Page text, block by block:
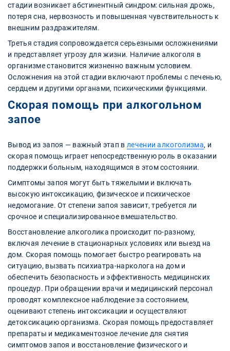
стадии возникает абстинентный синдром: сильная дрожь,
потеря сна, нервозность и повышенная чувствительность к
внешним раздражителям.
Третья стадия сопровождается серьезными осложнениями
и представляет угрозу для жизни. Наличие алкоголя в
организме становится жизненно важным условием.
Осложнения на этой стадии включают проблемы с печенью,
сердцем и другими органами, психическими функциями.
Скорая помощь при алкогольном
запое
Вывод из запоя — важный этап в лечении алкоголизма, и
скорая помощь играет непосредственную роль в оказании
поддержки больным, находящимся в этом состоянии.
Симптомы запоя могут быть тяжелыми и включать
высокую интоксикацию, физическое и психическое
недомогание. От степени запоя зависит, требуется ли
срочное и специализированное вмешательство.
Восстановление алкоголика происходит по-разному,
включая лечение в стационарных условиях или выезд на
дом. Скорая помощь помогает быстро реагировать на
ситуацию, вызвать психиатра-нарколога на дом и
обеспечить безопасность и эффективность медицинских
процедур. При обращении врачи и медицинский персонал
проводят комплексное наблюдение за состоянием,
оценивают степень интоксикации и осуществляют
детоксикацию организма. Скорая помощь предоставляет
препараты и медикаментозное лечение для снятия
симптомов запоя и восстановление физического и